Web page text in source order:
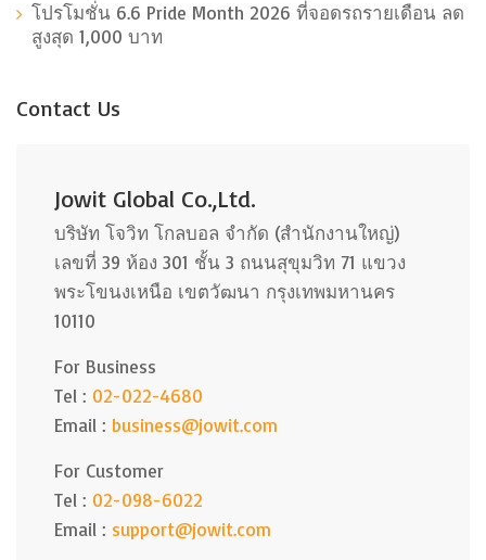
โปรโมชั่น 6.6 Pride Month 2026 ที่จอดรถรายเดือน ลด
สูงสุด 1,000 บาท
Contact Us
Jowit Global Co.,Ltd.
บริษัท โจวิท โกลบอล จำกัด (สำนักงานใหญ่)
เลขที่ 39 ห้อง 301 ชั้น 3 ถนนสุขุมวิท 71 แขวง
พระโขนงเหนือ เขตวัฒนา กรุงเทพมหานคร
10110
For Business
Tel : 02-022-4680
Email : business@jowit.com
For Customer
Tel : 02-098-6022
Email : support@jowit.com